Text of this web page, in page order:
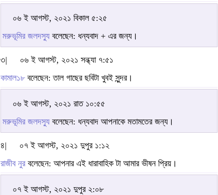
০৬ ই আগস্ট, ২০২১ বিকাল ৫:২৫
মরুভূমির জলদস্যু বলেছেন: ধন্যবাদ + এর জন্য।
৩|
০৬ ই আগস্ট, ২০২১ সন্ধ্যা ৭:৫১
কামাল১৮বলেছেন: তাল গাছের ছবিটা খুবই সুন্দর।
০৬ ই আগস্ট, ২০২১ রাত ১০:৫৫
মরুভূমির জলদস্যু বলেছেন: ধন্যবাদ আপনাকে মতামতের জন্য।
৪|
০৭ ই আগস্ট, ২০২১ দুপুর ১:১২
রাজীব নুর বলেছেন: আপনার এই ধারাবাহিক টা আমার ভীষন প্রিয়।
০৭ ই আগস্ট, ২০২১ দুপুর ২:০৮